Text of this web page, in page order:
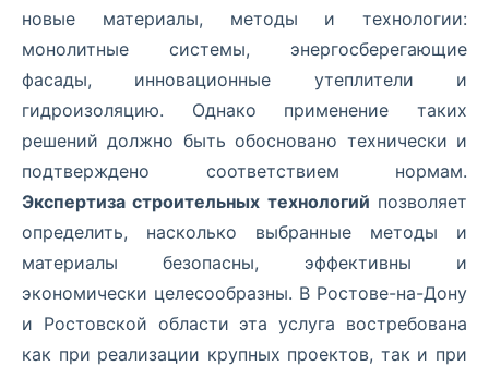
новые материалы, методы и технологии:
монолитные системы, энергосберегающие
фасады, инновационные утеплители и
гидроизоляцию. Однако применение таких
решений должно быть обосновано технически и
подтверждено соответствием нормам.
Экспертиза строительных технологий позволяет
определить, насколько выбранные методы и
материалы безопасны, эффективны и
экономически целесообразны. В Ростове-на-Дону
и Ростовской области эта услуга востребована
как при реализации крупных проектов, так и при